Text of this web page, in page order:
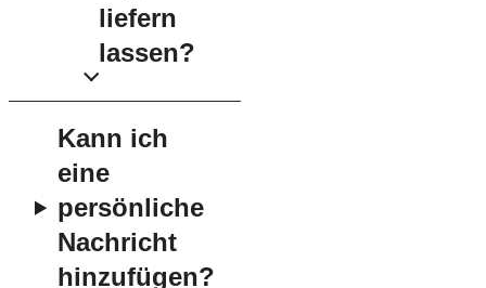
liefern
lassen?
Kann ich
eine
persönliche
Nachricht
hinzufügen?